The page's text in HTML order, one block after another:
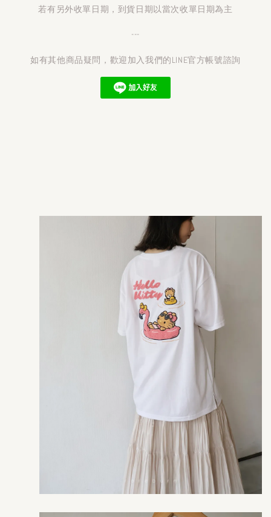
若有另外收單日期，到貨日期以當次收單日期為主
---
如有其他商品疑問，歡迎加入我們的LINE官方帳號諮詢